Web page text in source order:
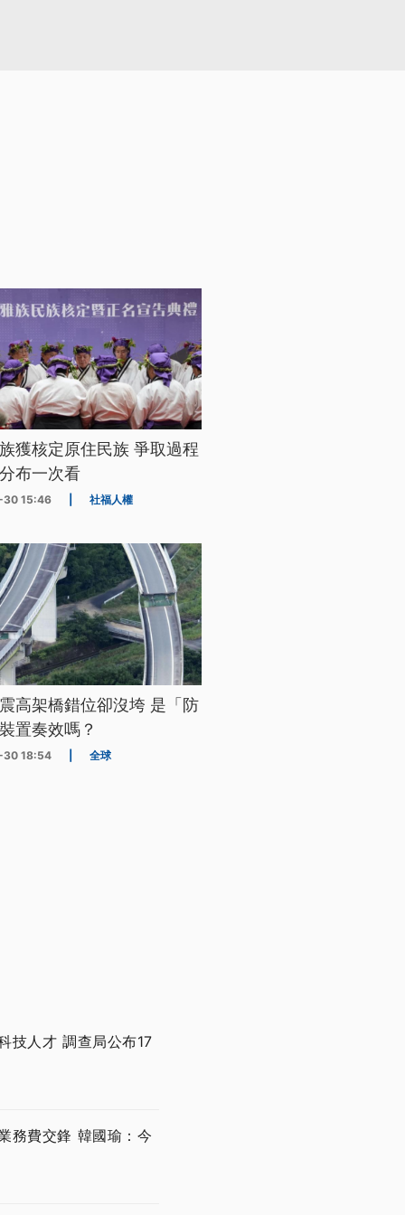
獲核定原住民族 爭取過程
布一次看
15:46 社福人權
高架橋錯位卻沒垮 是「防
置奏效嗎？
18:54 全球
技人才 調查局公布17
務費交鋒 韓國瑜：今